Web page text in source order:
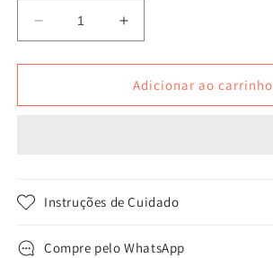
Diminuir
a
quantidade
Bolsa
Aumentar
a
quantidade
de
Bolsa
Adicionar ao carrinho
Instruções de Cuidado
Compre pelo WhatsApp